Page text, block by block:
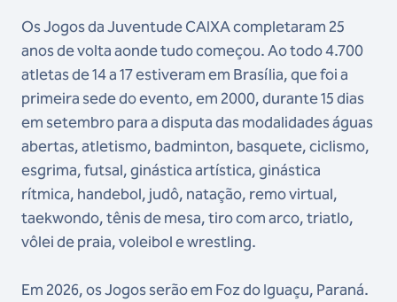
Os Jogos da Juventude CAIXA completaram 25
anos de volta aonde tudo começou. Ao todo 4.700
atletas de 14 a 17 estiveram em Brasília, que foi a
primeira sede do evento, em 2000, durante 15 dias
em setembro para a disputa das modalidades águas
abertas, atletismo, badminton, basquete, ciclismo,
esgrima, futsal, ginástica artística, ginástica
rítmica, handebol, judô, natação, remo virtual,
taekwondo, tênis de mesa, tiro com arco, triatlo,
vôlei de praia, voleibol e wrestling.
Em 2026, os Jogos serão em Foz do Iguaçu, Paraná.